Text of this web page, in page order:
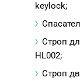
keylock;
Строп
HL002;
Строп